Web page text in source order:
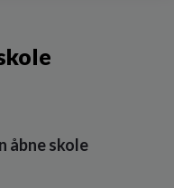
åbne skole